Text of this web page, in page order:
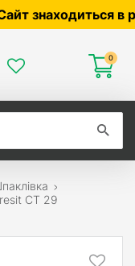
знаходиться в
0
CT 29